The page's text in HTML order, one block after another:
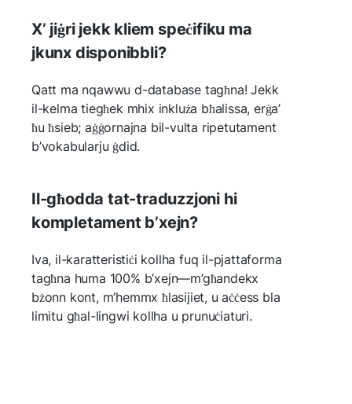
X’ jiġri jekk kliem speċifiku ma
jkunx disponibbli?
Qatt ma nqawwu d-database tagħna! Jekk
il-kelma tiegħek mhix inkluża bħalissa, erġa’
ħu ħsieb; aġġornajna bil-vulta ripetutament
b’vokabularju ġdid.
Il-għodda tat-traduzzjoni hi
kompletament b’xejn?
Iva, il-karatteristiċi kollha fuq il-pjattaforma
tagħna huma 100% b’xejn—m’għandekx
bżonn kont, m’hemmx ħlasijiet, u aċċess bla
limitu għal-lingwi kollha u prunuċiaturi.